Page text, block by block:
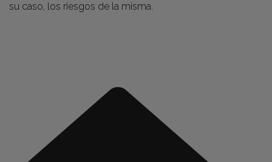
su caso, los riesgos de la misma.